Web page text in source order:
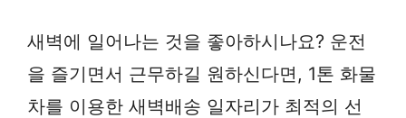
새벽에 일어나는 것을 좋아하시나요? 운전
을 즐기면서 근무하길 원하신다면, 1톤 화물
차를 이용한 새벽배송 일자리가 최적의 선